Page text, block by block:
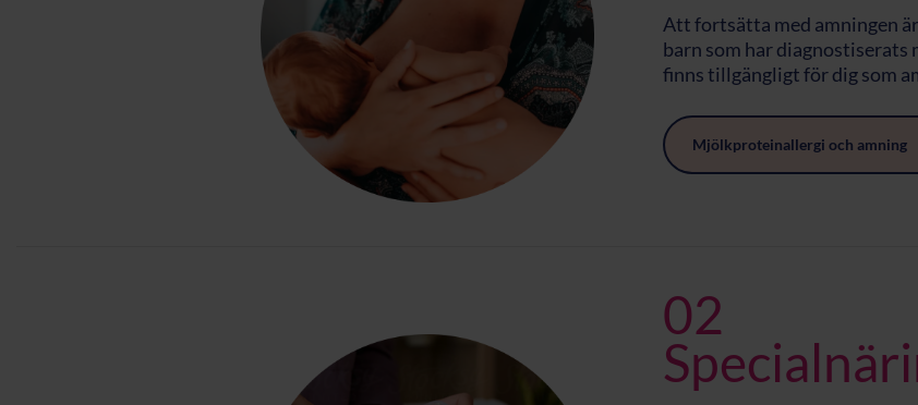
Att fortsätta med amningen
barn som har
finns tillgängligt för dig som
Mjölkproteinallergi och amning
02